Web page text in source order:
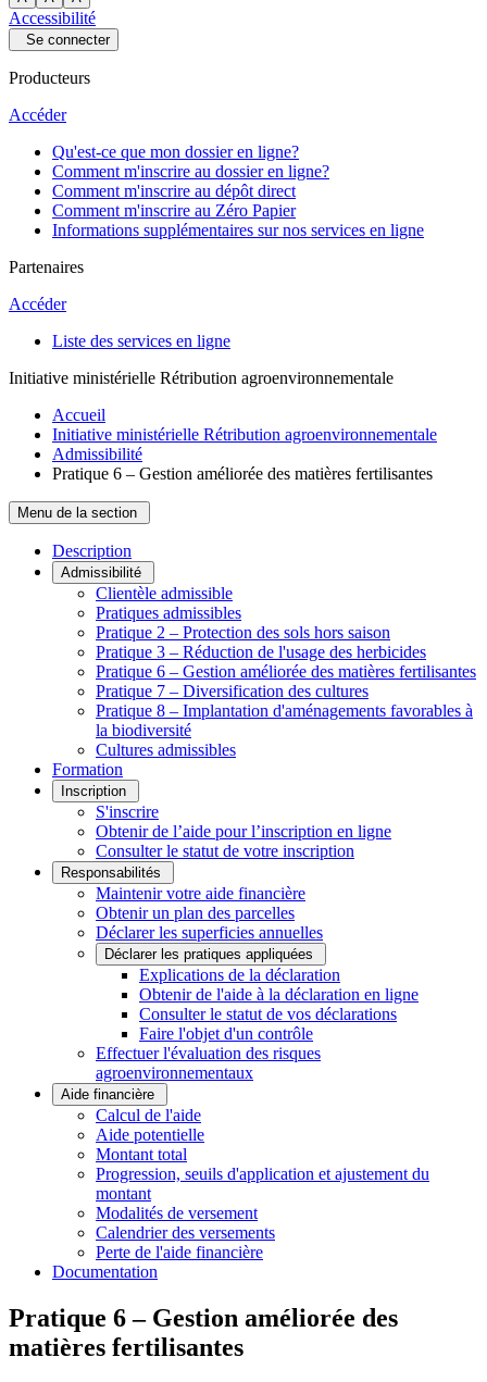
Accessibilité
Se connecter
Producteurs
Accéder
Qu'est-ce que mon dossier en ligne?
Comment m'inscrire au dossier en ligne?
Comment m'inscrire au dépôt direct
Comment m'inscrire au Zéro Papier
Informations supplémentaires sur nos services en ligne
Partenaires
Accéder
Liste des services en ligne
Initiative ministérielle Rétribution agroenvironnementale
Accueil
Initiative ministérielle Rétribution agroenvironnementale
Admissibilité
Pratique 6 – Gestion améliorée des matières fertilisantes
Menu de la section
Description
Admissibilité
Clientèle admissible
Pratiques admissibles
Pratique 2 – Protection des sols hors saison
Pratique 3 – Réduction de l'usage des herbicides
Pratique 6 – Gestion améliorée des matières fertilisantes
Pratique 7 – Diversification des cultures
Pratique 8 – Implantation d'aménagements favorables à
la biodiversité
Cultures admissibles
Formation
Inscription
S'inscrire
Obtenir de l’aide pour l’inscription en ligne
Consulter le statut de votre inscription
Responsabilités
Maintenir votre aide financière
Obtenir un plan des parcelles
Déclarer les superficies annuelles
Déclarer les pratiques appliquées
Explications de la déclaration
Obtenir de l'aide à la déclaration en ligne
Consulter le statut de vos déclarations
Faire l'objet d'un contrôle
Effectuer l'évaluation des risques
agroenvironnementaux
Aide financière
Calcul de l'aide
Aide potentielle
Montant total
Progression, seuils d'application et ajustement du
montant
Modalités de versement
Calendrier des versements
Perte de l'aide financière
Documentation
Pratique 6 – Gestion améliorée des
matières fertilisantes